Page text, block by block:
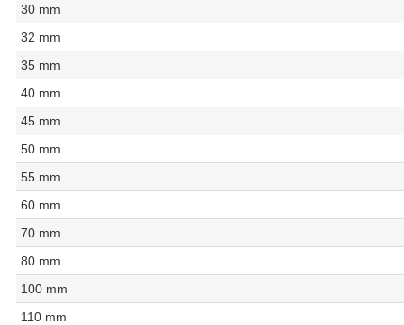
30 mm
32 mm
35 mm
40 mm
45 mm
50 mm
55 mm
60 mm
70 mm
80 mm
100 mm
110 mm